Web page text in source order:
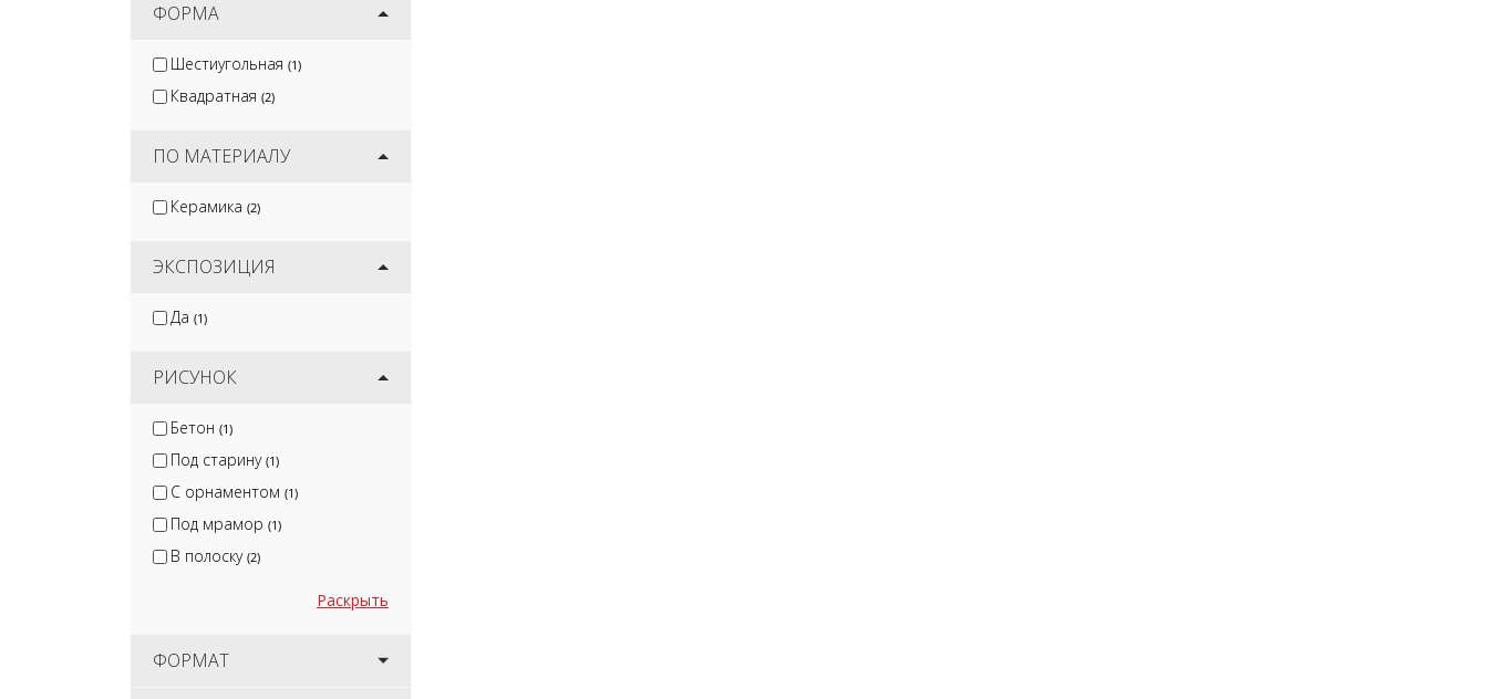
ФОРМА
Шестиугольная (1)
Квадратная (2)
ПО МАТЕРИАЛУ
Керамика (2)
ЭКСПОЗИЦИЯ
Да (1)
РИСУНОК
Бетон (1)
Под старину (1)
С орнаментом (1)
Под мрамор (1)
В полоску (2)
Раскрыть
ФОРМАТ